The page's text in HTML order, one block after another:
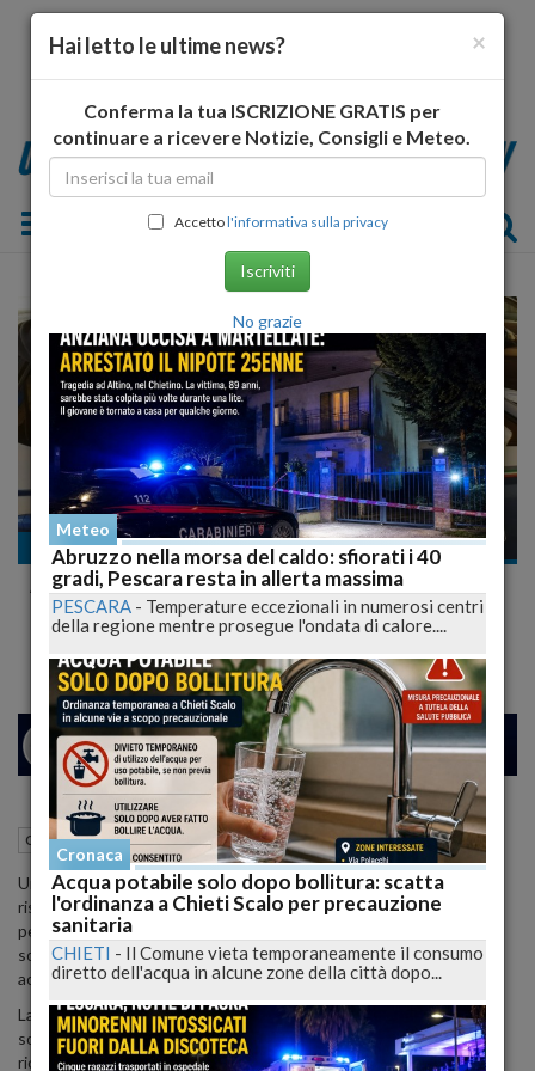
Toggle navigation
Cronaca
Arrestati 2 Ragazzi per Truffa: Falsi Agenti
Chiedono 5mila Euro a Anziana
MILANO 24 27
Cronaca Pescara (PE) 18 Febbraio 2024 16:34
Una vicenda di truffa ha portato all'arresto di due giovani,
rispettivamente di 18 e 26 anni e originari di Napoli, da parte del
personale della squadra mobile della questura di Teramo. I due
sono stati fermati venerdì 16 febbraio nel centro di Teramo,
accusati di aver compiuto una truffa ai danni di un'anziana signora.
La vittima è stata contattata telefonicamente da individui che si
sono spacciati per agenti delle forze dell'ordine. Questi avrebbero
richiesto un risarcimento di 5.000 euro per evitare l'arresto del
×
Hai letto le ultime news?
Conferma la tua ISCRIZIONE GRATIS per
continuare a ricevere Notizie, Consigli e Meteo.
Accettol'informativa sulla privacy
Iscriviti
No grazie
Meteo
Abruzzo nella morsa del caldo: sfiorati i 40
gradi, Pescara resta in allerta massima
PESCARA - Temperature eccezionali in numerosi centri
della regione mentre prosegue l'ondata di calore....
Cronaca
Acqua potabile solo dopo bollitura: scatta
l'ordinanza a Chieti Scalo per precauzione
sanitaria
CHIETI - Il Comune vieta temporaneamente il consumo
diretto dell'acqua in alcune zone della città dopo...